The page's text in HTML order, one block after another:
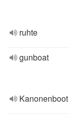
ruhte
gunboat
Kanonenboot